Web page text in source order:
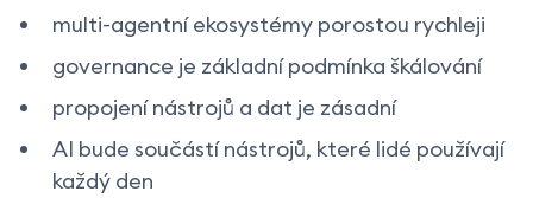
multi-agentní ekosystémy porostou rychleji
governance je základní podmínka škálování
propojení nástrojů a dat je zásadní
AI bude součástí nástrojů, které lidé používají
každý den